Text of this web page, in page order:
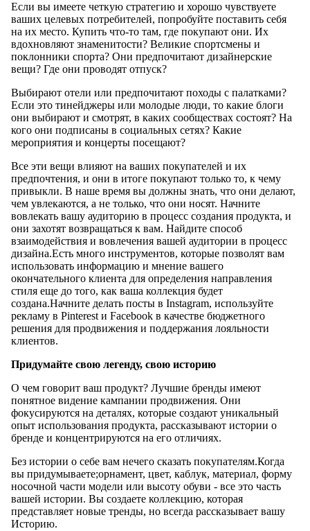
Если вы имеете четкую стратегию и хорошо чувствуете
ваших целевых потребителей, попробуйте поставить себя
на их место. Купить что-то там, где покупают они. Их
вдохновляют знаменитости? Великие спортсмены и
поклонники спорта? Они предпочитают дизайнерские
вещи? Где они проводят отпуск?
Выбирают отели или предпочитают походы с палатками?
Если это тинейджеры или молодые люди, то какие блоги
они выбирают и смотрят, в каких сообществах состоят? На
кого они подписаны в социальных сетях? Какие
мероприятия и концерты посещают?
Все эти вещи влияют на ваших покупателей и их
предпочтения, и они в итоге покупают только то, к чему
привыкли. В наше время вы должны знать, что они делают,
чем увлекаются, а не только, что они носят. Начните
вовлекать вашу аудиторию в процесс создания продукта, и
они захотят возвращаться к вам. Найдите способ
взаимодействия и вовлечения вашей аудитории в процесс
дизайна.Есть много инструментов, которые позволят вам
использовать информацию и мнение вашего
окончательного клиента для определения направления
стиля еще до того, как ваша коллекция будет
создана.Начните делать посты в Instagram, используйте
рекламу в Pinterest и Facebook в качестве бюджетного
решения для продвижения и поддержания лояльности
клиентов.
Придумайте свою легенду, свою историю
О чем говорит ваш продукт? Лучшие бренды имеют
понятное видение кампании продвижения. Они
фокусируются на деталях, которые создают уникальный
опыт использования продукта, рассказывают истории о
бренде и концентрируются на его отличиях.
Без истории о себе вам нечего сказать покупателям.Когда
вы придумываете;орнамент, цвет, каблук, материал, форму
носочной части модели или высоту обуви - все это часть
вашей истории. Вы создаете коллекцию, которая
представляет новые тренды, но всегда рассказывает вашу
Историю.